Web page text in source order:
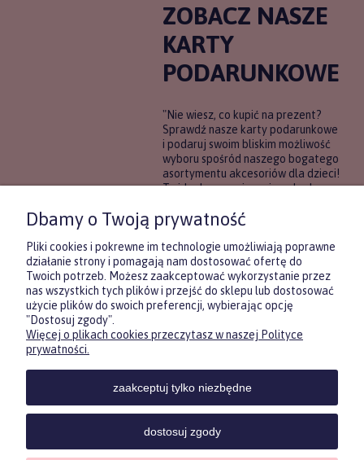
ZOBACZ NASZE
KARTY
PODARUNKOWE
"Nie wiesz, co kupić na prezent?
Sprawdź nasze karty podarunkowe
i podaruj swoim bliskim możliwość
wyboru spośród naszego bogatego
asortymentu akcesoriów dla dzieci!
To idealne rozwiązanie, gdy chcesz
pewności, co będzie najbardziej
trafione.
DOWIEDZ SIĘ WIĘCEJ
KONTAKTPOMOC MOJE
Zasubskrybuj nasz newsletter
i otrzymaj5% rabatu na pierwszyzakup.
Twój email
Dbamy o Twoją prywatność
Pliki cookies i pokrewne im technologie umożliwiają poprawne
działanie strony i pomagają nam dostosować ofertę do
Twoich potrzeb. Możesz zaakceptować wykorzystanie przez
nas wszystkich tych plików i przejść do sklepu lub dostosować
użycie plików do swoich preferencji, wybierając opcję
"Dostosuj zgody".
Więcej o plikach cookies przeczytasz w naszej Polityce
prywatności.
zaakceptuj tylko niezbędne
dostosuj zgody